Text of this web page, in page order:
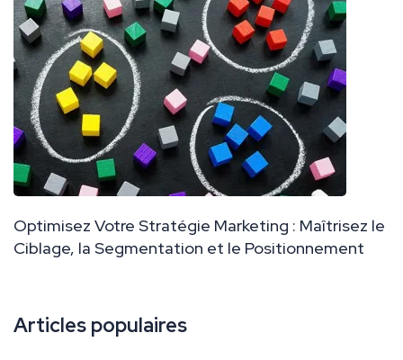
Optimisez Votre Stratégie Marketing : Maîtrisez le
Ciblage, la Segmentation et le Positionnement
Articles populaires